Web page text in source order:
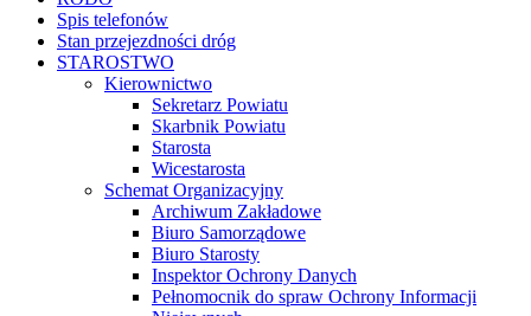
Spis telefonów
Stan przejezdności dróg
STAROSTWO
Kierownictwo
Sekretarz Powiatu
Skarbnik Powiatu
Starosta
Wicestarosta
Schemat Organizacyjny
Archiwum Zakładowe
Biuro Samorządowe
Biuro Starosty
Inspektor Ochrony Danych
Pełnomocnik do spraw Ochrony Informacji